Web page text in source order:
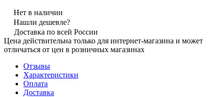
Нет в наличии
Нашли дешевле?
Доставка по всей России
Цена действительна только для интернет-магазина и может
отличаться от цен в розничных магазинах
Отзывы
Характеристики
Оплата
Доставка